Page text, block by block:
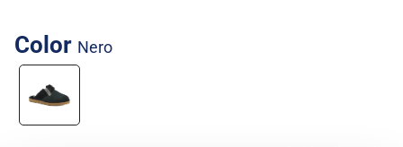
Color nero